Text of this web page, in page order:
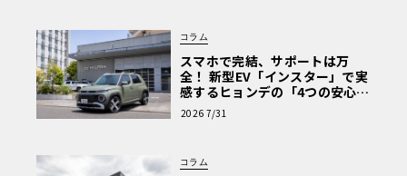
コラム
スマホで完結、サポートは万
全！ 新型EV「インスター」で実
感するヒョンデの「4つの安心」
【第1回・ヒョンデ6つの疑問：
Why? Hyundai?】〈PR〉
2026 7/31
コラム